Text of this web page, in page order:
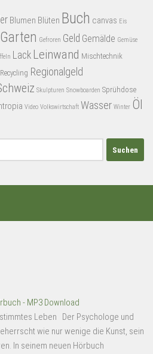
Blumen Blüten Buch canvas Eis
Garten Gefroren Geld Gemälde Gemüse
Lack Leinwand Mischtechnik
Recycling Regionalgeld
Skulpturen Snowboarden Sprühdose
Video Volkswirtschaft Wasser Winter Öl
- MP3 Download
Leben Der Psychologe und
wie nur wenige die Kunst, sein
In seinem neuen Hörbuch